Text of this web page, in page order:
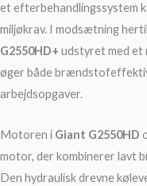
et efterbehandlingssystem
miljøkrav. I modsætning
G2550HD+ udstyret med et
øger både
arbejdsopgaver.
Motoren i Giant G2550HD
motor, der kombinerer lavt
Den hydraulisk drevne